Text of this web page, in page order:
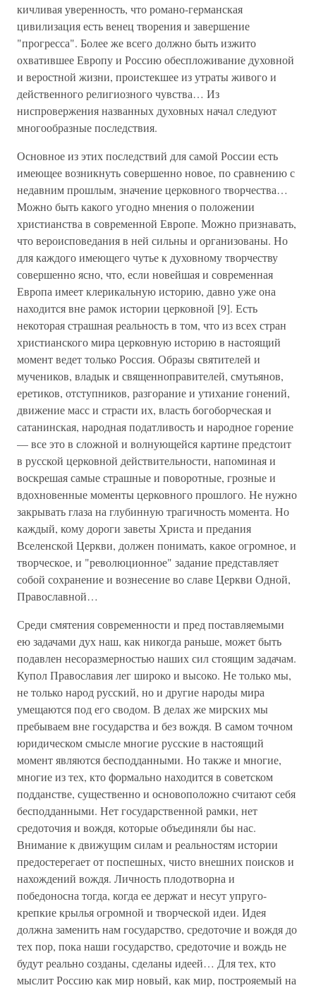
кичливая уверенность, что романо-германская
цивилизация есть венец творения и завершение
"прогресса". Более же всего должно быть изжито
охватившее Европу и Россию обеспложивание духовной
и веростной жизни, проистекшее из утраты живого и
действенного религиозного чувства… Из
ниспровержения названных духовных начал следуют
многообразные последствия.
Основное из этих последствий для самой России есть
имеющее возникнуть совершенно новое, по сравнению с
недавним прошлым, значение церковного творчества…
Можно быть какого угодно мнения о положении
христианства в современной Европе. Можно признавать,
что вероисповедания в ней сильны и организованы. Но
для каждого имеющего чутье к духовному творчеству
совершенно ясно, что, если новейшая и современная
Европа имеет клерикальную историю, давно уже она
находится вне рамок истории церковной [9]. Есть
некоторая страшная реальность в том, что из всех стран
христианского мира церковную историю в настоящий
момент ведет только Россия. Образы святителей и
мучеников, владык и священноправителей, смутьянов,
еретиков, отступников, разгорание и утихание гонений,
движение масс и страсти их, власть богоборческая и
сатанинская, народная податливость и народное горение
— все это в сложной и волнующейся картине предстоит
в русской церковной действительности, напоминая и
воскрешая самые страшные и поворотные, грозные и
вдохновенные моменты церковного прошлого. Не нужно
закрывать глаза на глубинную трагичность момента. Но
каждый, кому дороги заветы Христа и предания
Вселенской Церкви, должен понимать, какое огромное, и
творческое, и "революционное" задание представляет
собой сохранение и вознесение во славе Церкви Одной,
Православной…
Среди смятения современности и пред поставляемыми
ею задачами дух наш, как никогда раньше, может быть
подавлен несоразмерностью наших сил стоящим задачам.
Купол Православия лег широко и высоко. Не только мы,
не только народ русский, но и другие народы мира
умещаются под его сводом. В делах же мирских мы
пребываем вне государства и без вождя. В самом точном
юридическом смысле многие русские в настоящий
момент являются бесподданными. Но также и многие,
многие из тех, кто формально находится в советском
подданстве, существенно и основоположно считают себя
бесподданными. Нет государственной рамки, нет
средоточия и вождя, которые объединяли бы нас.
Внимание к движущим силам и реальностям истории
предостерегает от поспешных, чисто внешних поисков и
нахождений вождя. Личность плодотворна и
победоносна тогда, когда ее держат и несут упруго-
крепкие крылья огромной и творческой идеи. Идея
должна заменить нам государство, средоточие и вождя до
тех пор, пока наши государство, средоточие и вождь не
будут реально созданы, сделаны идеей… Для тех, кто
мыслит Россию как мир новый, как мир, построяемый на